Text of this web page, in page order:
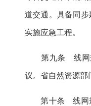
道交通。具备同
实施应急工程。
第九条 线网规
议。省自然资源部
第十条 线网规